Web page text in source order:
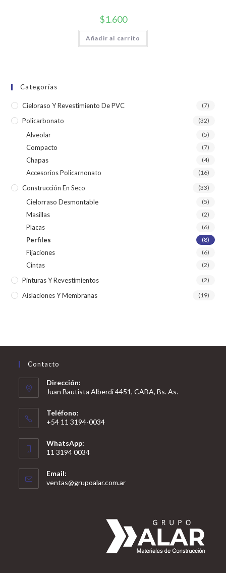
$1.600
Añadir al carrito
Categorías
Cieloraso Y Revestimiento De PVC (7)
Policarbonato (32)
Alveolar (5)
Compacto (7)
Chapas (4)
Accesorios Policarnonato (16)
Construcción En Seco (33)
Cielorraso Desmontable (5)
Masillas (2)
Placas (6)
Perfiles (8)
Fijaciones (6)
Cintas (2)
Pinturas Y Revestimientos (2)
Aislaciones Y Membranas (19)
Contacto
Dirección:
Juan Bautista Alberdi 4451, CABA, Bs. As.
Teléfono:
+54 11 3194-0034
WhatsApp:
11 3194 0034
Email:
ventas@grupoalar.com.ar